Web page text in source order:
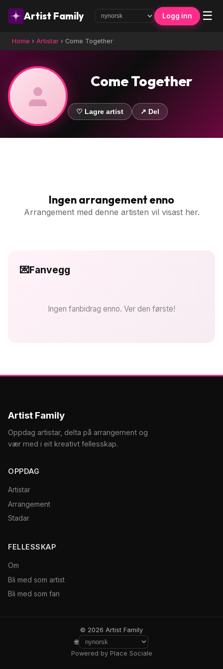
Artist Family Logg inn ☰
Home › Artistar › Come Together
Come Together
♡ Lagre artist ↗ Del
Ingen arrangement enno
Arrangement med denne artisten vil visast her.
💌Fanvegg
Ingen fanbidrag enno. Ver den første!
Artist Family
Oppdag artistar, delta på arrangement og
vær med i eit kreativt fellesskap.
OPPDAG
Artistar
Arrangement
Stadar
FELLESSKAP
Om
Bli med som artist
Bli med som fan
© 2026 Artist Family
🌐
Powered by Place Sociale